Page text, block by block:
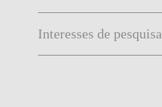
Interesses de pesquisa